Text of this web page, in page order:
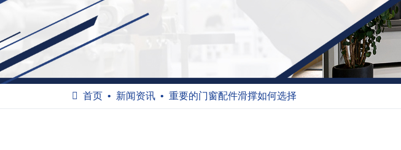
首页 新闻资讯 重要的门窗配件滑撑如何选择